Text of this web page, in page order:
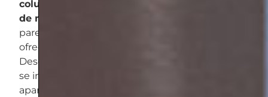
columna central con un mueble de melamina
de madera
pared. Esta área es ideal para almacenamiento,
ofreciendo una solución práctica y estética.
Desde la perspectiva del comedor, la columna
se integra suavemente, proporcionando una
apariencia organizada y sin interrupciones